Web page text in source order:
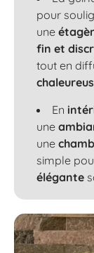
pour
une
fin et
tout en
En
une
une
simple
élégante